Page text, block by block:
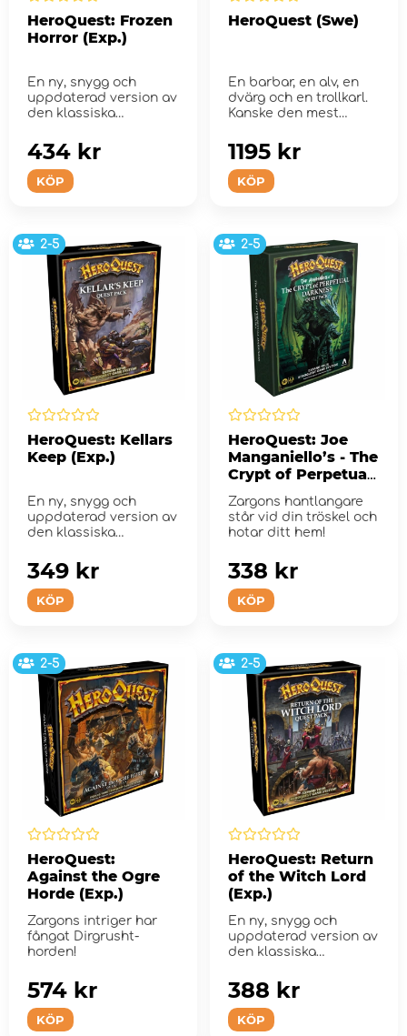
HeroQuest: Frozen
Horror (Exp.)
En ny, snygg och
uppdaterad version av
den klassiska
expansionen!
KÖP
434 kr
HeroQuest (Swe)
En barbar, en alv, en
dvärg och en trollkarl.
Kanske den mest
...
KÖP
1195 kr
2-5
HeroQuest: Kellars
Keep (Exp.)
En ny, snygg och
uppdaterad version av
den klassiska
expansionen!
KÖP
349 kr
2-5
HeroQuest: Joe
Manganiello’s - The
Crypt of Perpetual
Darkness (Exp.)
Zargons hantlangare
står vid din tröskel och
hotar ditt hem!
KÖP
338 kr
2-5
HeroQuest:
Against the Ogre
Horde (Exp.)
Zargons intriger har
fångat Dirgrusht-
horden!
KÖP
574 kr
2-5
HeroQuest: Return
of the Witch Lord
(Exp.)
En ny, snygg och
uppdaterad version av
den klassiska
expansionen!
KÖP
388 kr